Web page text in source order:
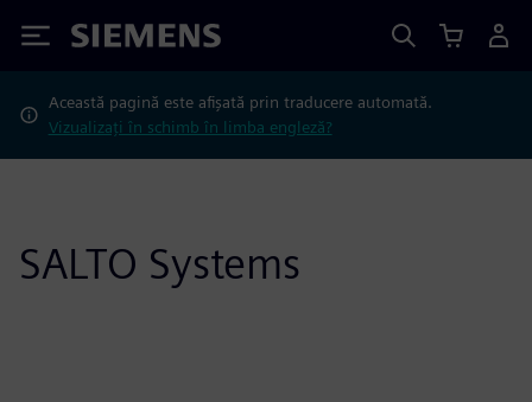
Siemens
Această pagină este afișată prin traducere automată.
Vizualizați în schimb în limba engleză?
SALTO Systems